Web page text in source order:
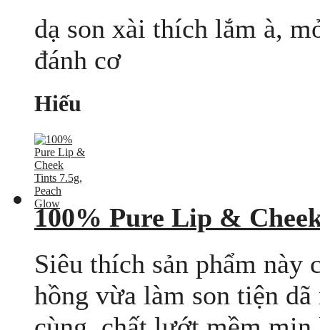
dạ son xài thích lắm à,
đánh cơ
Hiếu
100% Pure Lip &
Siêu thích sản phẩm này
hồng vừa làm son tiện